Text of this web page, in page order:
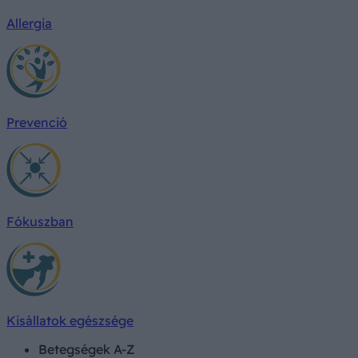
Allergia
Prevenció
Fókuszban
Kisállatok egészsége
Betegségek A-Z